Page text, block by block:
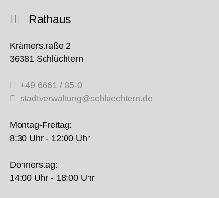
Rathaus
Krämerstraße 2
36381 Schlüchtern
+49 6661 / 85-0
stadtverwaltung@schluechtern.de
Montag-Freitag:
8:30 Uhr - 12:00 Uhr
Donnerstag:
14:00 Uhr - 18:00 Uhr